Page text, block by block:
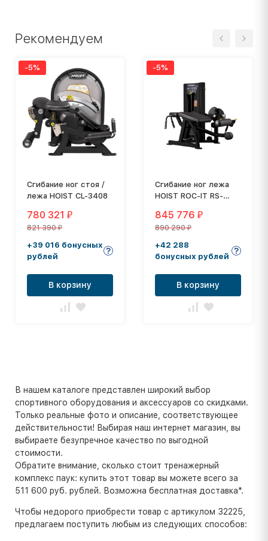
Рекомендуем
-5%
Сгибание ног стоя /
лежа HOIST CL-3408
780 321 ₽
821 390₽
+39 016 бонусных
рублей
В корзину
-5%
Сгибание ног лежа
HOIST ROC-IT RS-
845 776 ₽
890 290₽
+42 288
бонусных рублей
В корзину
В нашем каталоге представлен широкий выбор
спортивного оборудования и аксессуаров со скидками.
Только реальные фото и описание, соответствующее
действительности! Выбирая наш интернет магазин, вы
выбираете безупречное качество по выгодной
стоимости.
Обратите внимание, сколько стоит тренажерный
комплекс паук: купить этот товар вы можете всего за
511 600 руб. рублей. Возможна бесплатная доставка*.
Чтобы недорого приобрести товар с артикулом 32225,
предлагаем поступить любым из следующих способов: